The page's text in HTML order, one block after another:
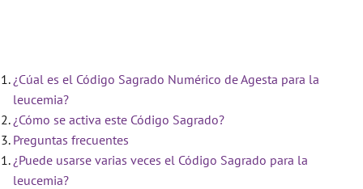
¿Cúal es el Código Sagrado Numérico de Agesta para la
leucemia?
¿Cómo se activa este Código Sagrado?
Preguntas frecuentes
¿Puede usarse varias veces el Código Sagrado para la
leucemia?